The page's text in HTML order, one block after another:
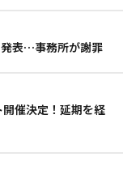
表…事務所が謝罪
催決定！延期を経